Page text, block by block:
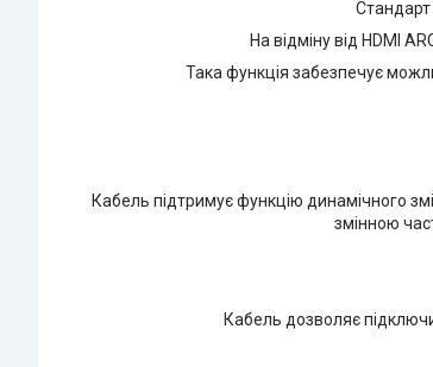
Стандарт
На відміну від HDMI
Така функція забезпечує
Кабель підтримує функцію динамічного
змінною
Кабель дозволяє